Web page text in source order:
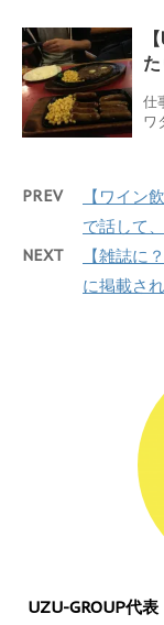
仕
ワ
PREV
【ワイン
で話して、
NEXT
【雑誌
に掲載さ
UZU-GROUP代表